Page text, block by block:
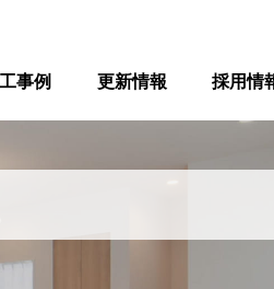
事例 更新情報 採用情